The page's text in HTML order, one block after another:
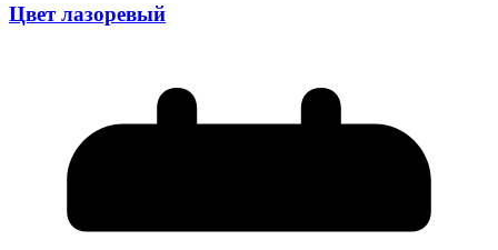
Цвет лазоревый